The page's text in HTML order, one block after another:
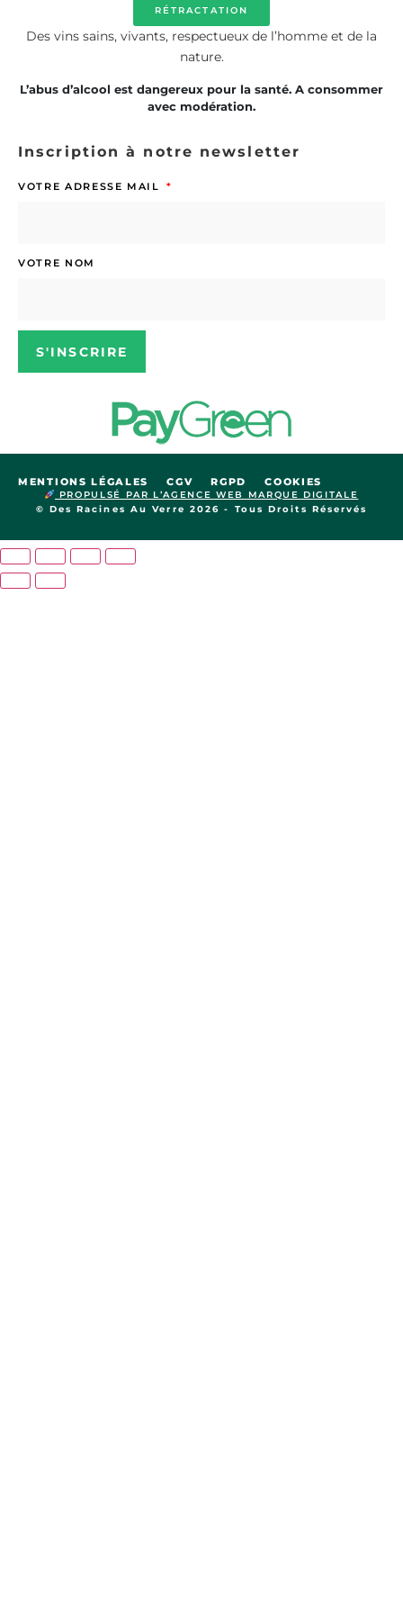
RÉTRACTATION
Des vins sains, vivants, respectueux de l’homme et de la
nature.
L’abus d’alcool est dangereux pour la santé. A consommer
avec modération.
Inscription à notre newsletter
VOTRE ADRESSE MAIL
VOTRE NOM
S'INSCRIRE
© Des Racines Au Verre 2026 - Tous Droits Réservés
PROPULSÉ PAR L’AGENCE WEB MARQUE DIGITALE
MENTIONS LÉGALES CGV RGPD COOKIES